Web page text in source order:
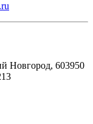
Новгород, 603950